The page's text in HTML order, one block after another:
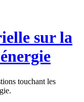
sur la
touchant les